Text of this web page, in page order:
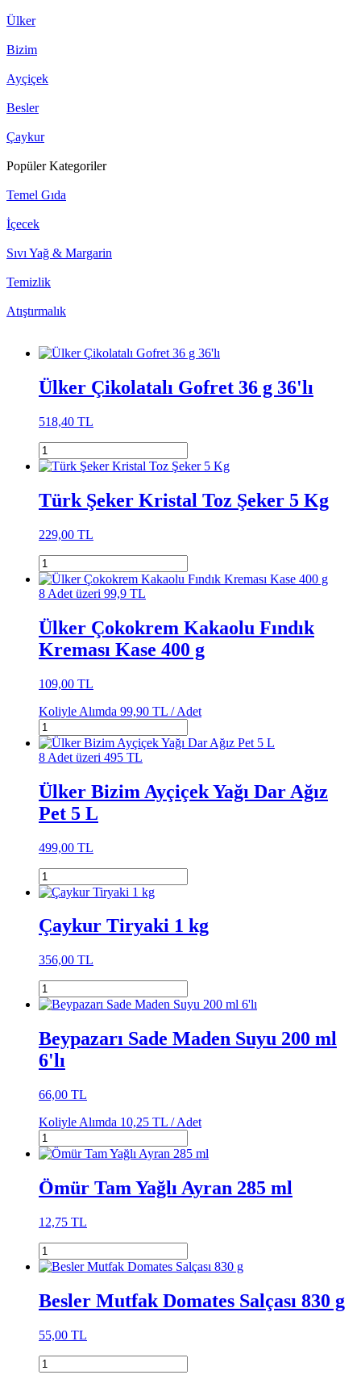
Ülker
Bizim
Ayçiçek
Besler
Çaykur
Popüler Kategoriler
Temel Gıda
İçecek
Sıvı Yağ & Margarin
Temizlik
Atıştırmalık
Ülker Çikolatalı Gofret 36 g 36'lı
518,40 TL
Türk Şeker Kristal Toz Şeker 5 Kg
229,00 TL
8 Adet üzeri 99,9 TL
Ülker Çokokrem Kakaolu Fındık
Kreması Kase 400 g
109,00 TL
Koliyle Alımda 99,90 TL /Adet
8 Adet üzeri 495 TL
Ülker Bizim Ayçiçek Yağı Dar Ağız
Pet 5 L
499,00 TL
Çaykur Tiryaki 1 kg
356,00 TL
Beypazarı Sade Maden Suyu 200 ml
6'lı
66,00 TL
Koliyle Alımda 10,25 TL /Adet
Ömür Tam Yağlı Ayran 285 ml
12,75 TL
Besler Mutfak Domates Salçası 830 g
55,00 TL